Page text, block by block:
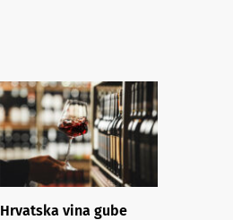
Hrvatska vina gube